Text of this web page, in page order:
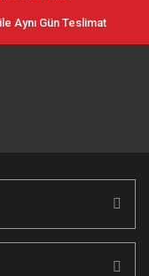
Aynı Gün Teslimat